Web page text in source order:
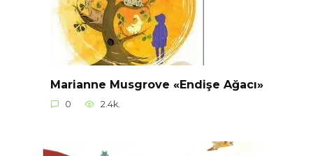
Marianne Musgrove «Endişe Ağacı»
0 2.4k.